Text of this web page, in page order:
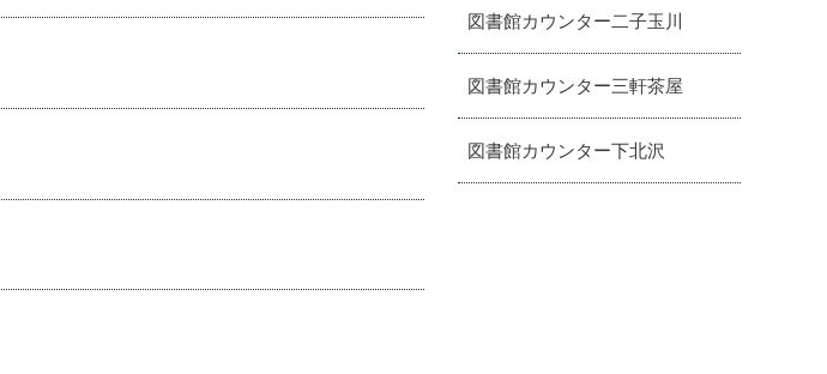
図書館カウンター二子玉川
図書館カウンター三軒茶屋
図書館カウンター下北沢